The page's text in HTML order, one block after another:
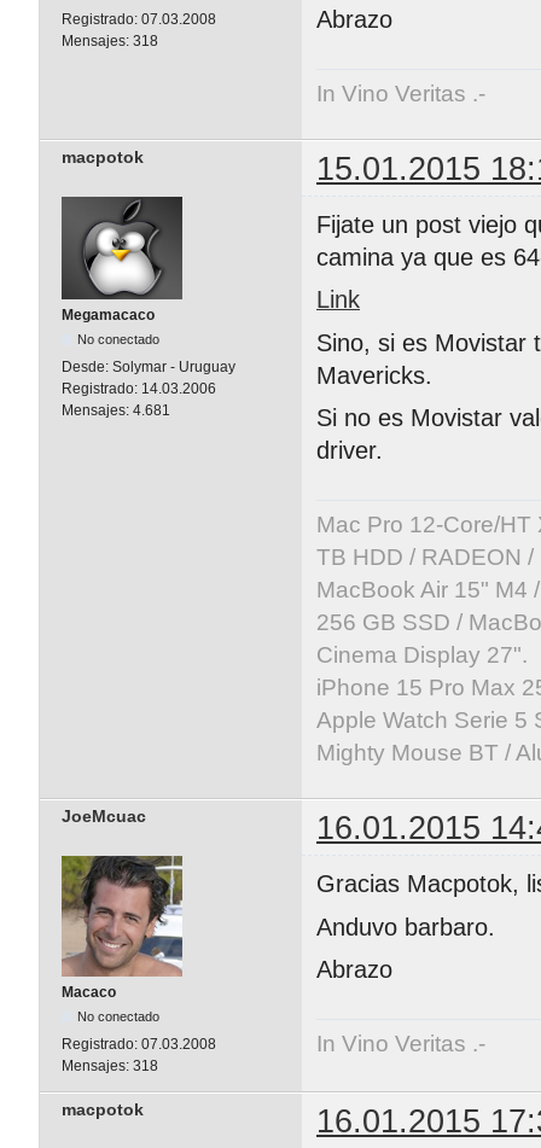
Registrado: 07.03.2008
Mensajes: 318
Abrazo
In Vino Veritas .-
macpotok 15.01.2015
Megamacaco
No conectado
Desde: Solymar - Uruguay
Registrado: 14.03.2006
Mensajes: 4.681
Fijate un post viejo
camina ya que es
Link
Sino, si es Movistar
Mavericks.
Si no es Movistar
driver.
Mac Pro 12-Core/
TB HDD / RADEON
MacBook Air 15" M4
256 GB SSD /
Cinema Display 27".
iPhone 15 Pro Max
Apple Watch Serie 5
Mighty Mouse BT /
JoeMcuac 16.01.2015
Macaco
No conectado
Registrado: 07.03.2008
Mensajes: 318
Gracias Macpotok,
Anduvo barbaro.
Abrazo
In Vino Veritas .-
macpotok 16.01.2015